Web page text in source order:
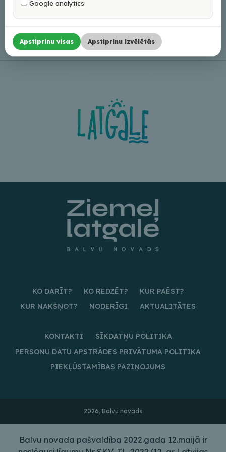
18:00; P 8:30-12:00/12:30-16:00
KO DARĪT? KO REDZĒT?
KUR PAĒST?
KUR NAKŠŅOT?
NODERĪGI AKTUALITĀTES
KONTAKTI
SĪKDATŅU POLITIKA
PERSONU DATU APSTRĀDES PRIVĀTUMA POLITIKA
PIEKĻŪSTAMĪBAS PAZIŅOJUMS
2026, Balvu novads
Balvu novada pašvaldība 2022.gada 12.maijā ir
Google analytics
Apstiprinu visas Apstiprinu izvēlētās